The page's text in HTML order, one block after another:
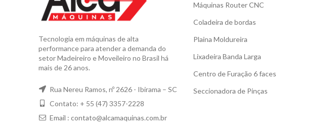
Tecnologia em máquinas de alta
performance para atender a demanda do
setor Madeireiro e Moveileiro no Brasil há
mais de 26 anos.
Rua Nereu Ramos, nº 2626 - Ibirama – SC
Contato: + 55 (47) 3357-2228
Email : contato@alcamaquinas.com.br
Máquinas Router CNC
Coladeira de bordas
Plaina Moldureira
Lixadeira Banda Larga
Centro de Furação 6 faces
Seccionadora de Pinças